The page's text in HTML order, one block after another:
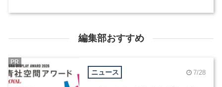
編集部おすすめ
ニュース 7/28
PR